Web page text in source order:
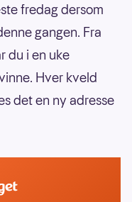
fredag dersom
gangen. Fra
du i en uke
Hver kveld
det en ny adresse